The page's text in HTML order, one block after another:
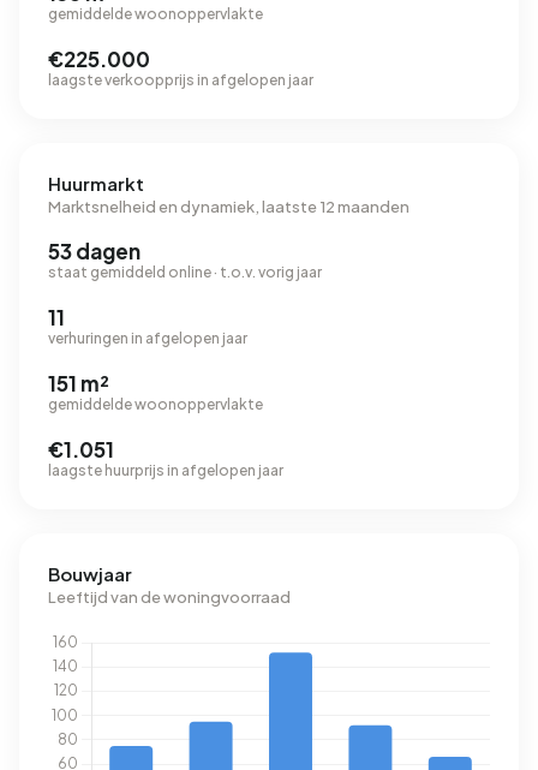
gemiddelde woonoppervlakte
€225.000
laagste verkoopprijs in afgelopen jaar
Huurmarkt
Marktsnelheid en dynamiek, laatste 12 maanden
53 dagen
staat gemiddeld online · t.o.v. vorig jaar
11
verhuringen in afgelopen jaar
151 m²
gemiddelde woonoppervlakte
€1.051
laagste huurprijs in afgelopen jaar
Bouwjaar
Leeftijd van de woningvoorraad